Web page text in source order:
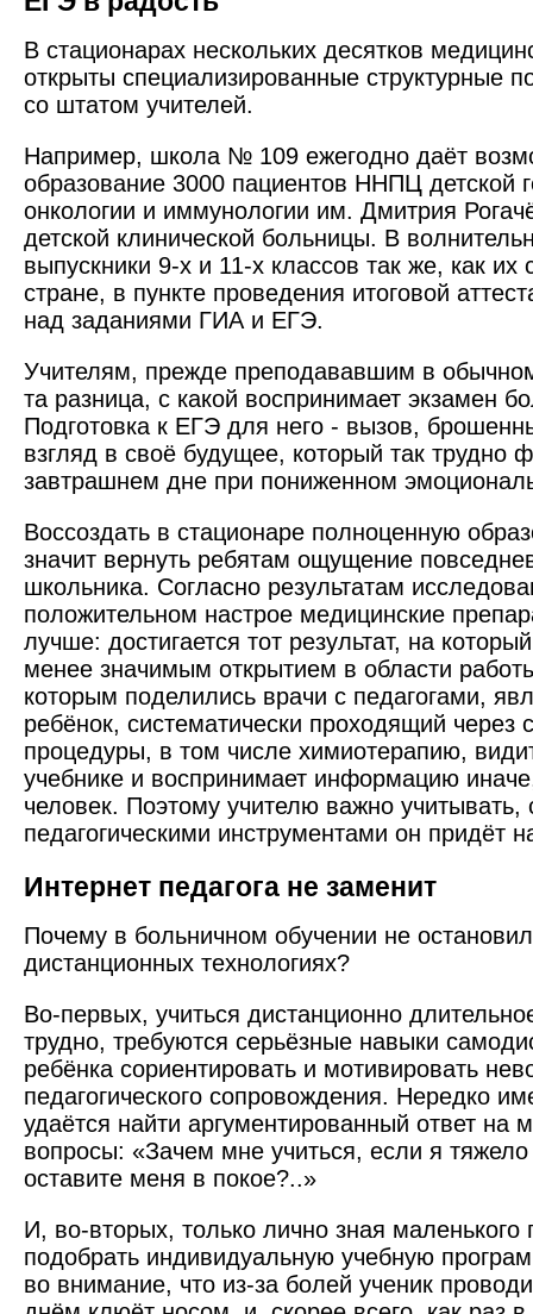
В стационарах нескольких десятков
открыты специализированные структурные
со штатом учителей.
Например, школа № 109 ежегодно даёт
образование 3000 пациентов ННПЦ детской
онкологии и иммунологии им. Дмитрия
детской клинической больницы. В
выпускники 9-х и 11-х классов так же, как их
стране, в пункте проведения итоговой
над заданиями ГИА и ЕГЭ.
Учителям, прежде преподававшим в
та разница, с какой воспринимает экзамен
Подготовка к ЕГЭ для него - вызов,
взгляд в своё будущее, который так трудно
завтрашнем дне при пониженном
Воссоздать в стационаре полноценную
значит вернуть ребятам ощущение
школьника. Согласно результатам
положительном настрое медицинские
лучше: достигается тот результат, на
менее значимым открытием в области
которым поделились врачи с педагогами,
ребёнок, систематически проходящий через
процедуры, в том числе химиотерапию,
учебнике и воспринимает информацию
человек. Поэтому учителю важно учитывать,
педагогическими инстру­ментами он придёт
Интернет педагога не заменит
Почему в больничном обучении не
дистанционных технологиях?
Во-первых, учиться дистанционно
трудно, требуются серьёзные навыки
ребёнка сориентировать и мотивировать
педагогического сопровождения. Нередко
удаётся найти аргументированный ответ на
вопросы: «Зачем мне учиться, если я
оставите меня в покое?..»
И, во-вторых, только лично зная
подобрать индивидуальную учебную
во внимание, что из-за болей ученик